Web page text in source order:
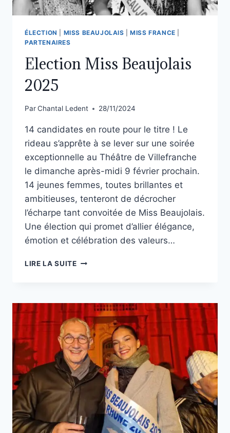
ÉLECTION MISS BEAUJOLAIS |MISS FRANCE
PARTENAIRES
Election Miss Beaujolais
2025
ParChantal Ledent 28/11/2024
14 candidates en route pour le titre ! Le
rideau s’apprête à se lever sur une soirée
exceptionnelle au Théâtre de Villefranche
le dimanche après-midi 9 février prochain.
14 jeunes femmes, toutes brillantes et
ambitieuses, tenteront de décrocher
l’écharpe tant convoitée de Miss Beaujolais.
Une élection qui promet d’allier élégance,
émotion et célébration des valeurs…
LIRE LA SUITE